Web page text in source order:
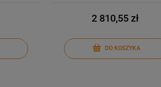
2 810,55 zł
DO KOSZYKA